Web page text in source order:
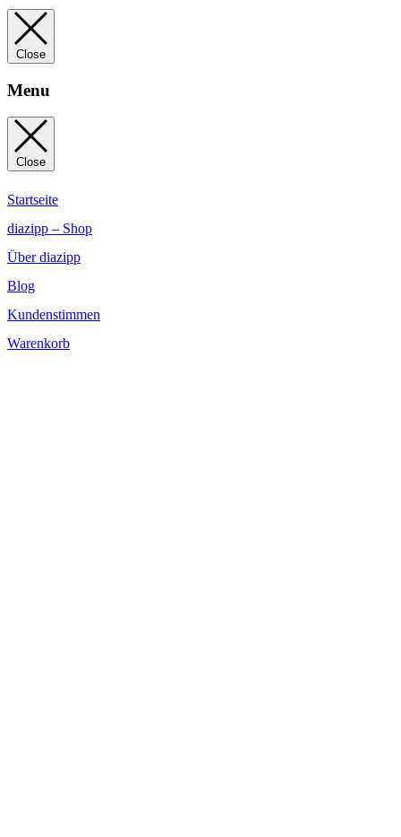
Close
Menu
Close
Startseite
diazipp – Shop
Über diazipp
Blog
Kundenstimmen
Warenkorb